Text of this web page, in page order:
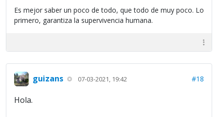
Es mejor saber un poco de todo, que todo de muy poco. Lo
primero, garantiza la supervivencia humana.
guizans 07-03-2021, 19:42 #18
Hola.